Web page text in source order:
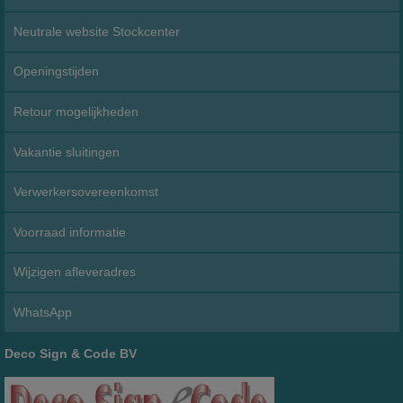
Neutrale website Stockcenter
Openingstijden
Retour mogelijkheden
Vakantie sluitingen
Verwerkersovereenkomst
Voorraad informatie
Wijzigen afleveradres
WhatsApp
Deco Sign & Code BV